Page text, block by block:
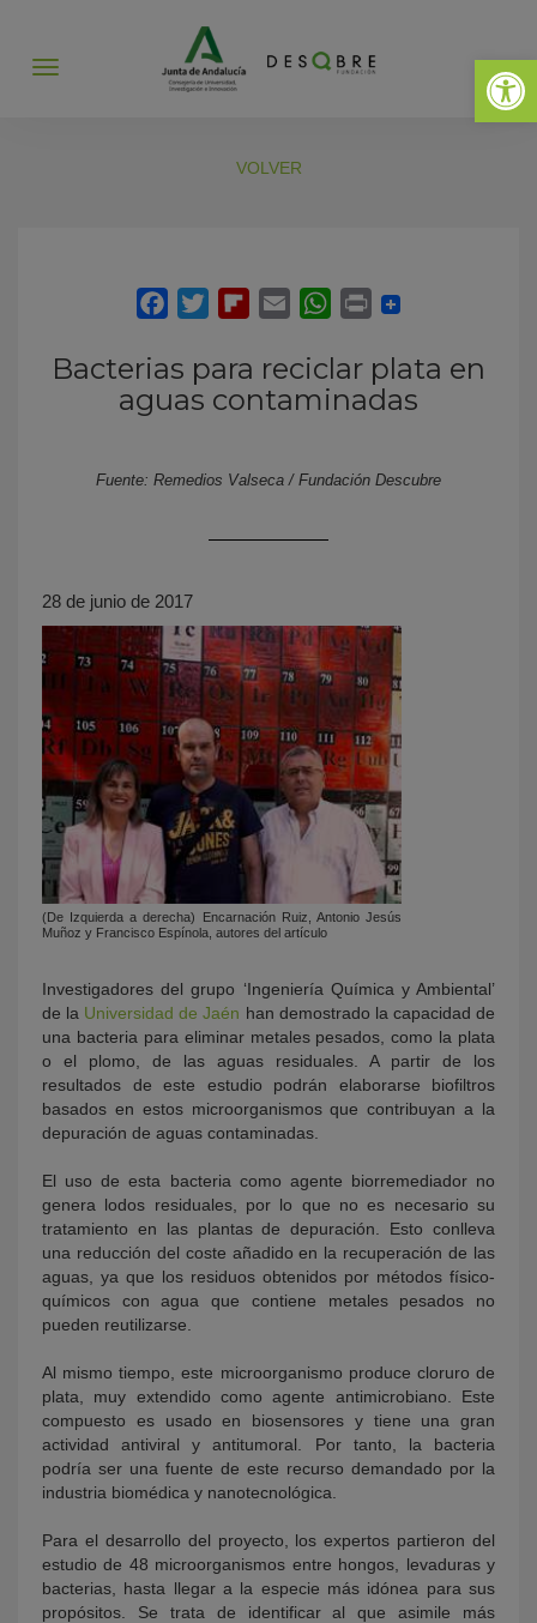
Abrir
Abrir
VOLVER
Bacterias para reciclar plata en
aguas contaminadas
Fuente: Remedios Valseca / Fundación Descubre
28 de junio de 2017
(De Izquierda a derecha) Encarnación Ruiz, Antonio Jesús
Muñoz y Francisco Espínola, autores del artículo
Investigadores del grupo ‘Ingeniería Química y Ambiental’
de la Universidad de Jaén han demostrado la capacidad de
una bacteria para eliminar metales pesados, como la plata
o el plomo, de las aguas residuales. A partir de los
resultados de este estudio podrán elaborarse biofiltros
basados en estos microorganismos que contribuyan a la
depuración de aguas contaminadas.
El uso de esta bacteria como agente biorremediador no
genera lodos residuales, por lo que no es necesario su
tratamiento en las plantas de depuración. Esto conlleva
una reducción del coste añadido en la recuperación de las
aguas, ya que los residuos obtenidos por métodos físico-
químicos con agua que contiene metales pesados no
pueden reutilizarse.
Al mismo tiempo, este microorganismo produce cloruro de
plata, muy extendido como agente antimicrobiano. Este
compuesto es usado en biosensores y tiene una gran
actividad antiviral y antitumoral. Por tanto, la bacteria
podría ser una fuente de este recurso demandado por la
industria biomédica y nanotecnológica.
Para el desarrollo del proyecto, los expertos partieron del
estudio de 48 microorganismos entre hongos, levaduras y
bacterias, hasta llegar a la especie más idónea para sus
propósitos. Se trata de identificar al que asimile más